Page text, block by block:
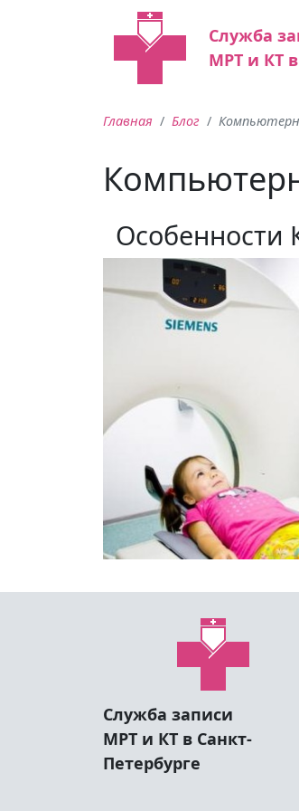
Служба
МРТ и КТ
Главная Блог
Особенности
Служба записи
МРТ и КТ в Санкт-
Петербурге